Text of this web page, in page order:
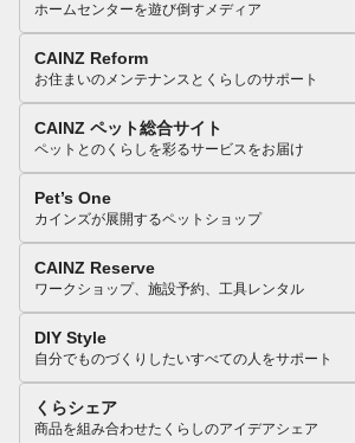
ホームセンターを遊び倒すメディア
CAINZ Reform
お住まいのメンテナンスとくらしのサポート
CAINZ ペット総合サイト
ペットとのくらしを彩るサービスをお届け
Pet’s One
カインズが展開するペットショップ
CAINZ Reserve
ワークショップ、施設予約、工具レンタル
DIY Style
自分でものづくりしたいすべての人をサポート
くらシェア
商品を組み合わせたくらしのアイデアシェア